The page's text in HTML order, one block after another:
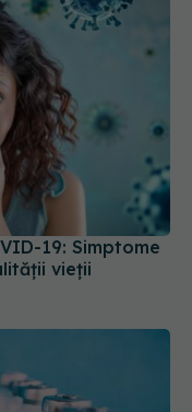
19: Simptome
vieții